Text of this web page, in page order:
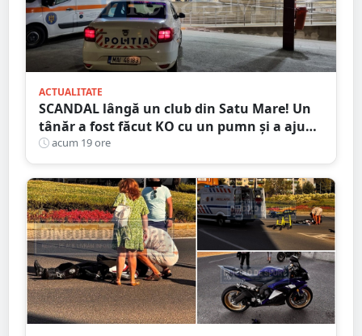
ACTUALITATE
SCANDAL lângă un club din Satu Mare! Un
tânăr a fost făcut KO cu un pumn și a ajuns
la spital. Agresorul, reținut
acum 19 ore